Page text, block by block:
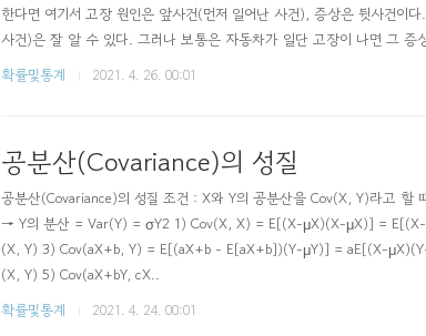
한다면 여기서 고장 원인은 앞사건(먼저 일어난 사건), 증상은 뒷사건이
사건)은 잘 알 수 있다. 그러나 보통은 자동차가 일단 고장이 나면 그 증
이때 우리는 증상에 따른 원인들의 확률을 찾아야 한다. 이 확률을 구하
확률및통계 2021. 4. 26. 00:01
공분산(Covariance)의 성질
공분산(Covariance)의 성질 조건 : X와 Y의 공분산을 Cov(X, Y)라
→ Y의 분산 = Var(Y) = σY2 1) Cov(X, X) = E[(X-μX)(X-μX)] =
(X, Y) 3) Cov(aX+b, Y) = E[(aX+b - E[aX+b])(Y-μY)] = aE[(X-
(X, Y) 5) Cov(aX+bY, cX..
확률및통계
2021. 4. 24. 00:01